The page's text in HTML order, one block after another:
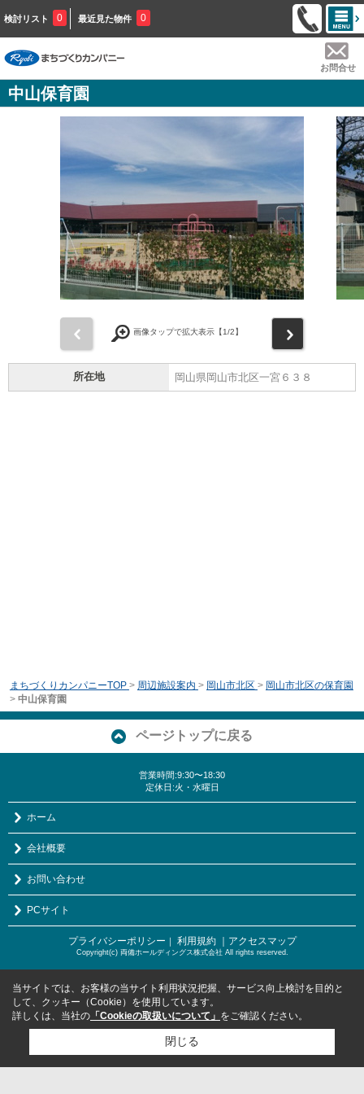
検討リスト 0 最近見た物件 0
お問合せ
中山保育園
画像タップで拡大表示【1/2】
所在地 岡山県岡山市北区一宮６３８
まちづくりカンパニーTOP > 周辺施設案内 > 岡山市北区 > 岡山市北区の保育園
> 中山保育園
ページトップに戻る
営業時間:9:30〜18:30
定休日:火・水曜日
ホーム
会社概要
お問い合わせ
PCサイト
プライバシーポリシー ｜ 利用規約 ｜アクセスマップ
Copyright(c) 両備ホールディングス株式会社 All rights reserved.
当サイトでは、お客様の当サイト利用状況把握、サービス向上検討を目的と
して、クッキー（Cookie）を使用しています。
詳しくは、当社の 「Cookieの取扱いについて」 をご確認ください。
閉じる